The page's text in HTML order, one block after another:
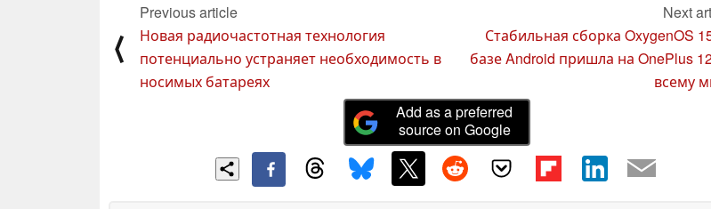
⟨
Previous article
Новая радиочастотная технология
потенциально устраняет необходимость в
носимых батареях
Next
Стабильная сборка OxygenOS
базе Android пришла на OnePlus
всему
Add as a preferred
source on Google